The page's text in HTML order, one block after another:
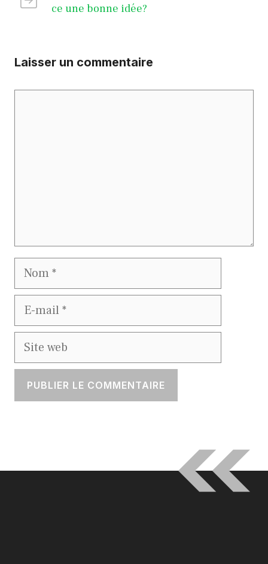
ce une bonne idée?
Laisser un commentaire
Nom
E-
Site